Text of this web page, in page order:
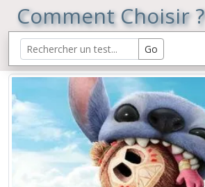
Comment Choisir ?